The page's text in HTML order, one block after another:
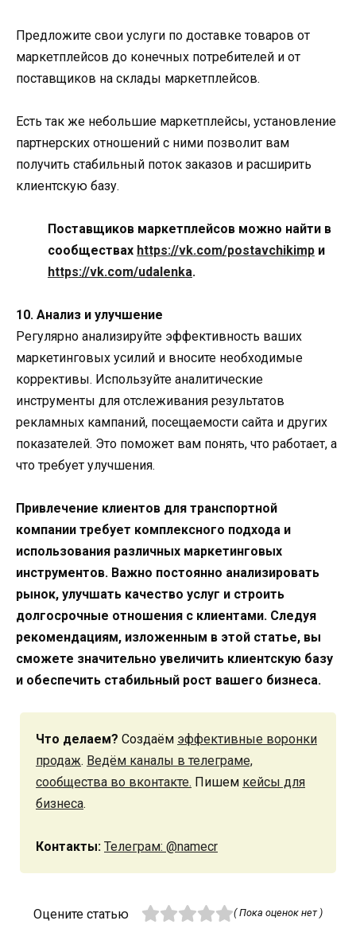
Предложите свои услуги по доставке товаров от
маркетплейсов до конечных потребителей и от
поставщиков на склады маркетплейсов.
Есть так же небольшие маркетплейсы, установление
партнерских отношений с ними позволит вам
получить стабильный поток заказов и расширить
клиентскую базу.
Поставщиков маркетплейсов можно найти в
сообществах https://vk.com/postavchikimp и
https://vk.com/udalenka.
10. Анализ и улучшение
Регулярно анализируйте эффективность ваших
маркетинговых усилий и вносите необходимые
коррективы. Используйте аналитические
инструменты для отслеживания результатов
рекламных кампаний, посещаемости сайта и других
показателей. Это поможет вам понять, что работает, а
что требует улучшения.
Привлечение клиентов для транспортной
компании требует комплексного подхода и
использования различных маркетинговых
инструментов. Важно постоянно анализировать
рынок, улучшать качество услуг и строить
долгосрочные отношения с клиентами. Следуя
рекомендациям, изложенным в этой статье, вы
сможете значительно увеличить клиентскую базу
и обеспечить стабильный рост вашего бизнеса.
Что делаем? Создаём эффективные воронки
продаж. Ведём каналы в телеграме,
сообщества во вконтакте. Пишем кейсы для
бизнеса.
Контакты: Телеграм: @namecr
Оцените статью ( Пока оценок нет )